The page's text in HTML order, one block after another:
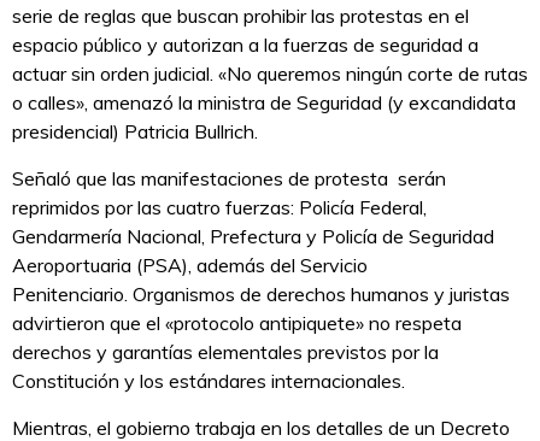
serie de reglas que buscan prohibir las protestas en el
espacio público y autorizan a la fuerzas de seguridad a
actuar sin orden judicial. «No queremos ningún corte de rutas
o calles», amenazó la ministra de Seguridad (y excandidata
presidencial) Patricia Bullrich.
Señaló que las manifestaciones de protesta serán
reprimidos por las cuatro fuerzas: Policía Federal,
Gendarmería Nacional, Prefectura y Policía de Seguridad
Aeroportuaria (PSA), además del Servicio
Penitenciario. Organismos de derechos humanos y juristas
advirtieron que el «protocolo antipiquete» no respeta
derechos y garantías elementales previstos por la
Constitución y los estándares internacionales.
Mientras, el gobierno trabaja en los detalles de un Decreto